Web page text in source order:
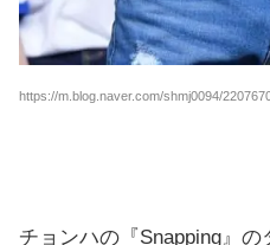
https://m.blog.naver.com/shmj0094/
チョンハの『Snapping』